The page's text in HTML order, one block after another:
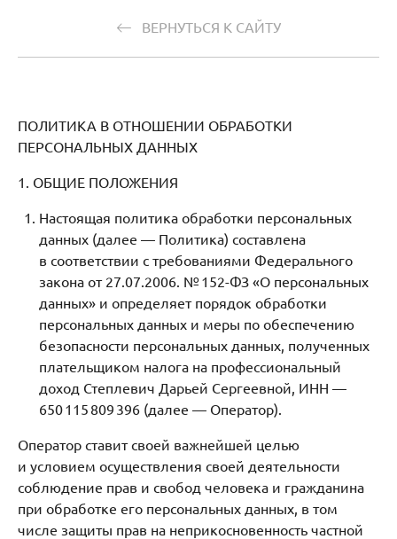
ВЕРНУТЬСЯ К САЙТУ
ПОЛИТИКА В ОТНОШЕНИИ ОБРАБОТКИ
ПЕРСОНАЛЬНЫХ ДАННЫХ
1. ОБЩИЕ ПОЛОЖЕНИЯ
Настоящая политика обработки персональных
данных (далее — Политика) составлена
в соответствии с требованиями Федерального
закона от 27.07.2006. № 152-ФЗ «О персональных
данных» и определяет порядок обработки
персональных данных и меры по обеспечению
безопасности персональных данных, полученных
плательщиком налога на профессиональный
доход Степлевич Дарьей Сергеевной, ИНН —
650 115 809 396 (далее — Оператор).
Оператор ставит своей важнейшей целью
и условием осуществления своей деятельности
соблюдение прав и свобод человека и гражданина
при обработке его персональных данных, в том
числе защиты прав на неприкосновенность частной